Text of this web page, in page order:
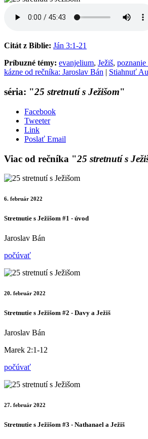
Citát z Biblie: Ján 3:1-21
Príbuzné témy: evanjelium, Ježiš, poznanie
kázne od rečníka: Jaroslav Bán | Stiahnuť
séria: "25 stretnutí s Ježišom"
Facebook
Tweeter
Link
Poslať Email
Viac od rečníka "25 stretnutí s
6. február 2022
Stretnutie s Ježišom #1 - úvod
Jaroslav Bán
počúvať
20. február 2022
Stretnutie s Ježišom #2 - Davy a Ježiš
Jaroslav Bán
Marek 2:1-12
počúvať
27. február 2022
Stretnutie s Ježišom #3 - Nathanael a Ježiš